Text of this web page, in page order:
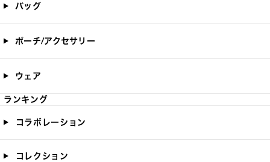
バッグ
ポーチ/アクセサリー
ウェア
ランキング
コラボレーション
コレクション